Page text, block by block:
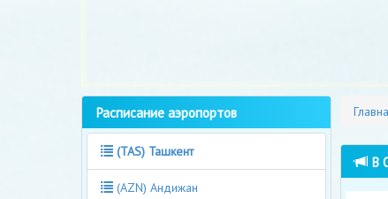
В
Расписание аэропортов
(TAS) Ташкент
(AZN) Андижан